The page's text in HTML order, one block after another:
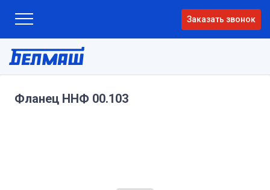
Заказать звонок
Фланец ННФ 00.103